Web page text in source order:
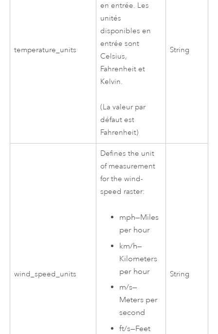
temperature_units
en entrée. Les
unités
disponibles en
entrée sont
Celsius,
Fahrenheit et
Kelvin.
(La valeur par
défaut est
Fahrenheit)
String
wind_speed_units
Defines the unit
of measurement
for the wind-
speed raster:
mph—Miles
per hour
km/h—
Kilometers
per hour
m/s—
Meters per
second
ft/s—Feet
String